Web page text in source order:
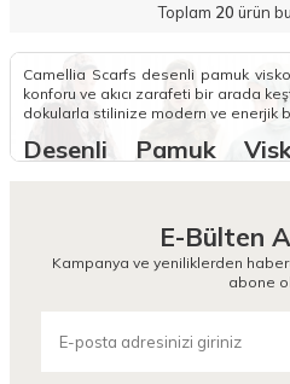
Toplam 20 ürün
Camellia Scarfs desenli pamuk
konforu ve akıcı zarafeti bir arada
dokularla stilinize modern ve enerjik
Desenli Pamuk
modelleri, pamuğun nefes alan
birleştirerek gardırobunuzda
viskon şal desenli
geçişleriyle her mevsime uyum
Bu şallar, yumuşak dokusu
bir tavır katarak görünümünüzü bir
E-Bülten
Kampanya ve yeniliklerden
abone